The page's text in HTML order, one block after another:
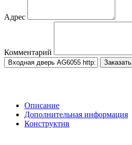
Адрес
Комментарий
Заказать
Описание
Дополнительная информация
Конструктив